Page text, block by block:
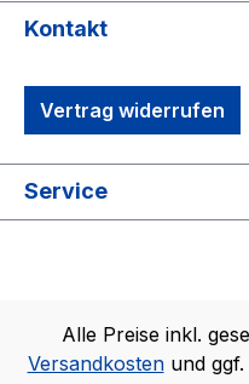
Kontakt
Vertrag widerrufen
Service
Alle Preise inkl.
Versandkostenund ggf.